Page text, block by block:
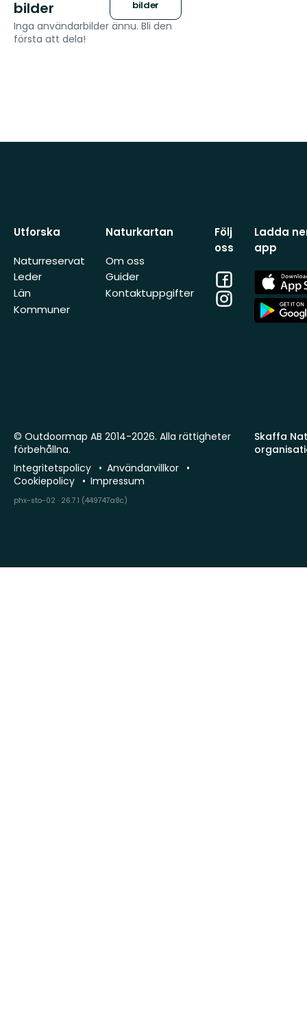
bilder
bilder
Inga användarbilder ännu. Bli den
första att dela!
Utforska
Naturreservat
Leder
Län
Kommuner
Naturkartan
Om oss
Guider
Kontaktuppgifter
Följ
oss
Facebook
Instagram
Ladda
app
App
Store
App
Store
Skaffa
© Outdoormap AB 2014-2026. Alla rättigheter
förbehållna.
Integritetspolicy
Användarvillkor
Cookiepolicy
Impressum
phx-sto-02 · 26.7.1 (449747a8c)